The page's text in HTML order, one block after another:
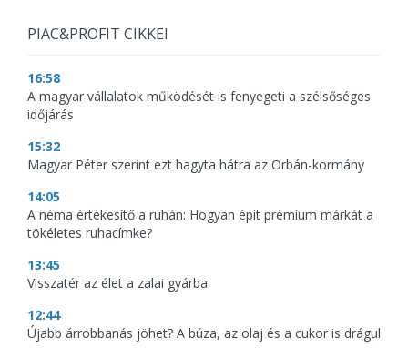
PIAC&PROFIT CIKKEI
16:58
A magyar vállalatok működését is fenyegeti a szélsőséges
időjárás
15:32
Magyar Péter szerint ezt hagyta hátra az Orbán-kormány
14:05
A néma értékesítő a ruhán: Hogyan épít prémium márkát a
tökéletes ruhacímke?
13:45
Visszatér az élet a zalai gyárba
12:44
Újabb árrobbanás jöhet? A búza, az olaj és a cukor is drágul